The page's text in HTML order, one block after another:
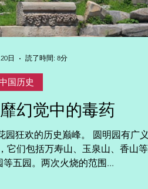
幻觉中的毒药
狂欢的历史巅峰。 圆明园有广
们包括万寿山、玉泉山、香山
五园。两次火烧的范围...
国历史
日 読了時間: 8分